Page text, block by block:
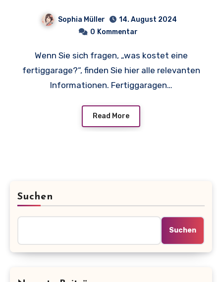
Erschwingliche Preise für
Ihre Eigenheimgarage!
Sophia Müller
14. August 2024
0 Kommentar
Wenn Sie sich fragen, „was kostet eine
fertiggarage?“, finden Sie hier alle relevanten
Informationen. Fertiggaragen…
Read More
Suchen
Suchen